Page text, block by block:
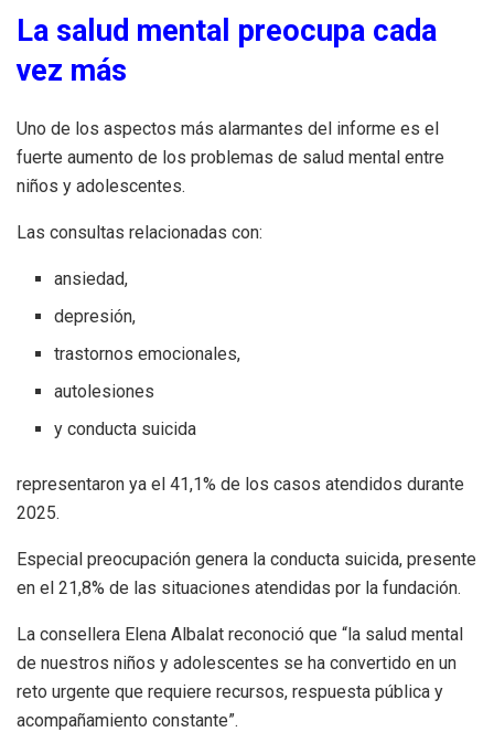
La salud mental preocupa cada
vez más
Uno de los aspectos más alarmantes del informe es el
fuerte aumento de los problemas de salud mental entre
niños y adolescentes.
Las consultas relacionadas con:
ansiedad,
depresión,
trastornos emocionales,
autolesiones
y conducta suicida
representaron ya el 41,1% de los casos atendidos durante
2025.
Especial preocupación genera la conducta suicida, presente
en el 21,8% de las situaciones atendidas por la fundación.
La consellera Elena Albalat reconoció que “la salud mental
de nuestros niños y adolescentes se ha convertido en un
reto urgente que requiere recursos, respuesta pública y
acompañamiento constante”.